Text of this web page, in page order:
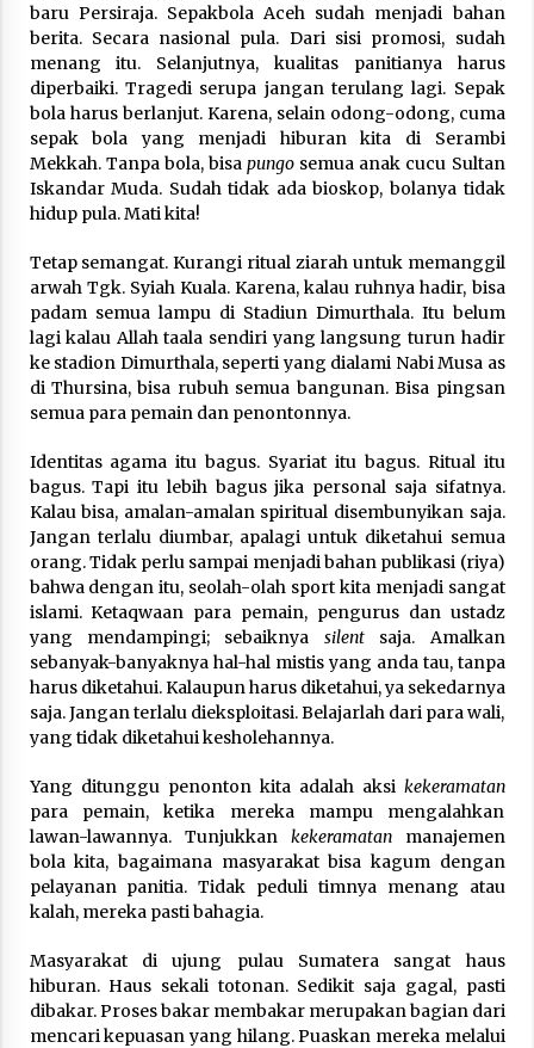
baru Persiraja. Sepakbola Aceh sudah menjadi bahan
berita. Secara nasional pula. Dari sisi promosi, sudah
menang itu. Selanjutnya, kualitas panitianya harus
diperbaiki. Tragedi serupa jangan terulang lagi. Sepak
bola harus berlanjut. Karena, selain odong-odong, cuma
sepak bola yang menjadi hiburan kita di Serambi
Mekkah. Tanpa bola, bisa pungo semua anak cucu Sultan
Iskandar Muda. Sudah tidak ada bioskop, bolanya tidak
hidup pula. Mati kita!
Tetap semangat. Kurangi ritual ziarah untuk memanggil
arwah Tgk. Syiah Kuala. Karena, kalau ruhnya hadir, bisa
padam semua lampu di Stadiun Dimurthala. Itu belum
lagi kalau Allah taala sendiri yang langsung turun hadir
ke stadion Dimurthala, seperti yang dialami Nabi Musa as
di Thursina, bisa rubuh semua bangunan. Bisa pingsan
semua para pemain dan penontonnya.
Identitas agama itu bagus. Syariat itu bagus. Ritual itu
bagus. Tapi itu lebih bagus jika personal saja sifatnya.
Kalau bisa, amalan-amalan spiritual disembunyikan saja.
Jangan terlalu diumbar, apalagi untuk diketahui semua
orang. Tidak perlu sampai menjadi bahan publikasi (riya)
bahwa dengan itu, seolah-olah sport kita menjadi sangat
islami. Ketaqwaan para pemain, pengurus dan ustadz
yang mendampingi; sebaiknya silentsaja. Amalkan
sebanyak-banyaknya hal-hal mistis yang anda tau, tanpa
harus diketahui. Kalaupun harus diketahui, ya sekedarnya
saja. Jangan terlalu dieksploitasi. Belajarlah dari para wali,
yang tidak diketahui kesholehannya.
Yang ditunggu penonton kita adalah aksi kekeramatan
para pemain, ketika mereka mampu mengalahkan
lawan-lawannya. Tunjukkan kekeramatanmanajemen
bola kita, bagaimana masyarakat bisa kagum dengan
pelayanan panitia. Tidak peduli timnya menang atau
kalah, mereka pasti bahagia.
Masyarakat di ujung pulau Sumatera sangat haus
hiburan. Haus sekali totonan. Sedikit saja gagal, pasti
dibakar. Proses bakar membakar merupakan bagian dari
mencari kepuasan yang hilang. Puaskan mereka melalui